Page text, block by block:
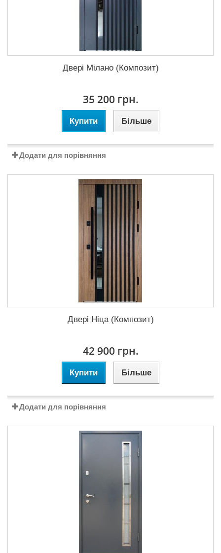
Двері Мілано (Композит)
35 200 грн.
Купити Більше
Додати для порівняння
Двері Ніца (Композит)
42 900 грн.
Купити Більше
Додати для порівняння